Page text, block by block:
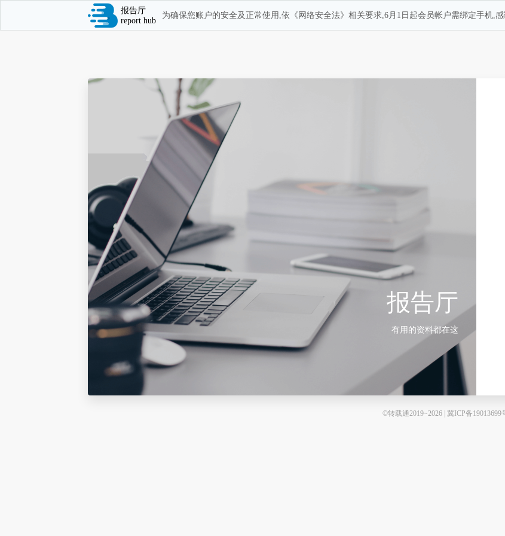
报告厅
report hub
为确保您账户的安全及正常使用,依《网络安全法》相关要求,6月1日起会员帐户需绑定手机,
报告厅
有用的资料都在这
©转载通2019~2026 | 冀ICP备19013699